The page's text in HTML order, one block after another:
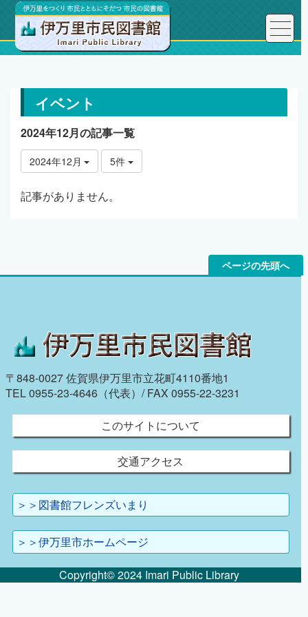
トップページ イベント情報
イベント
2024年12月の記事一覧
2024年12月 5件
記事がありません。
ページの先頭へ
〒848-0027 佐賀県伊万里市立花町4110番地1
TEL 0955-23-4646（代表）/ FAX 0955-22-3231
このサイトについて
交通アクセス
＞＞図書館フレンズいまり
＞＞伊万里市ホームページ
Copyright© 2024 Imari Public Library